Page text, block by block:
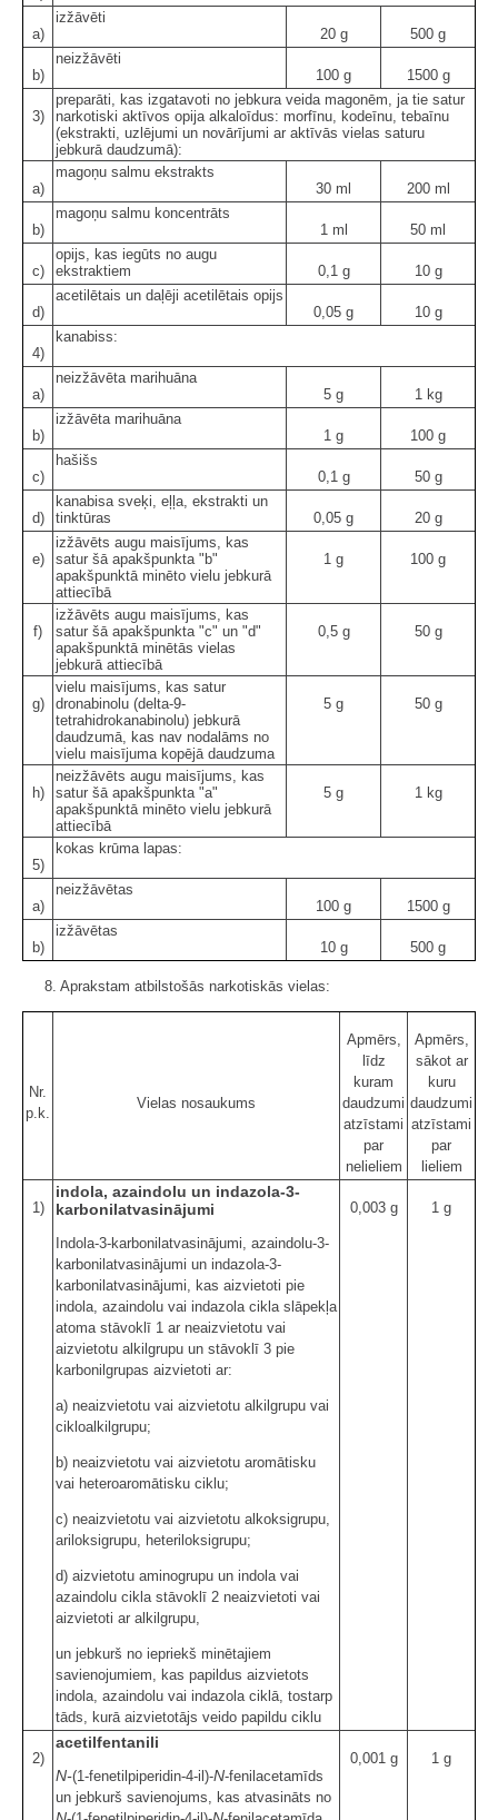
a)
izžāvēti
20 g
500 g
b)
neizžāvēti
100 g
1500 g
3)
preparāti, kas izgatavoti no jebkura veida magonēm, ja tie satur
narkotiski aktīvos opija alkaloīdus: morfīnu, kodeīnu, tebaīnu
(ekstrakti, uzlējumi un novārījumi ar aktīvās vielas saturu
jebkurā daudzumā):
a)
magoņu salmu ekstrakts
30 ml
200 ml
b)
magoņu salmu koncentrāts
1 ml
50 ml
c)
opijs, kas iegūts no augu
ekstraktiem
0,1 g 10 g
d)
acetilētais un daļēji acetilētais opijs
0,05 g
10 g
4)
kanabiss:
a)
neizžāvēta marihuāna
5 g
1 kg
b)
izžāvēta marihuāna
1 g
100 g
c)
hašišs
0,1 g
50 g
d)
kanabisa sveķi, eļļa, ekstrakti un
tinktūras
0,05 g 20 g
e)
izžāvēts augu maisījums, kas
satur šā apakšpunkta "b"
apakšpunktā minēto vielu jebkurā
attiecībā
1 g 100 g
f)
izžāvēts augu maisījums, kas
satur šā apakšpunkta "c" un "d"
apakšpunktā minētās vielas
jebkurā attiecībā
0,5 g 50 g
g)
vielu maisījums, kas satur
dronabinolu (delta-9-
tetrahidrokanabinolu) jebkurā
daudzumā, kas nav nodalāms no
vielu maisījuma kopējā daudzuma
5 g 50 g
h)
neizžāvēts augu maisījums, kas
satur šā apakšpunkta "a"
apakšpunktā minēto vielu jebkurā
attiecībā
5 g 1 kg
5)
kokas krūma lapas:
a)
neizžāvētas
100 g
1500 g
b)
izžāvētas
10 g
500 g
8. Aprakstam atbilstošās narkotiskās vielas:
Nr.
p.k.
Vielas nosaukums
Apmērs,
līdz
kuram
daudzumi
atzīstami
par
nelieliem
Apmērs,
sākot ar
kuru
daudzumi
atzīstami
par
lieliem
1)
indola, azaindolu un indazola-3-
karbonilatvasinājumi
Indola-3-karbonilatvasinājumi, azaindolu-3-
karbonilatvasinājumi un indazola-3-
karbonilatvasinājumi, kas aizvietoti pie
indola, azaindolu vai indazola cikla slāpekļa
atoma stāvoklī 1 ar neaizvietotu vai
aizvietotu alkilgrupu un stāvoklī 3 pie
karbonilgrupas aizvietoti ar:
a) neaizvietotu vai aizvietotu alkilgrupu vai
cikloalkilgrupu;
b) neaizvietotu vai aizvietotu aromātisku
vai heteroaromātisku ciklu;
c) neaizvietotu vai aizvietotu alkoksigrupu,
ariloksigrupu, heteriloksigrupu;
d) aizvietotu aminogrupu un indola vai
azaindolu cikla stāvoklī 2 neaizvietoti vai
aizvietoti ar alkilgrupu,
un jebkurš no iepriekš minētajiem
savienojumiem, kas papildus aizvietots
indola, azaindolu vai indazola ciklā, tostarp
tāds, kurā aizvietotājs veido papildu ciklu
0,003 g 1 g
2)
acetilfentanili
N-(1-fenetilpiperidin-4-il)-N-fenilacetamīds
un jebkurš savienojums, kas atvasināts no
0,001 g 1 g